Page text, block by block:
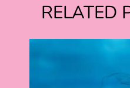
RELATED